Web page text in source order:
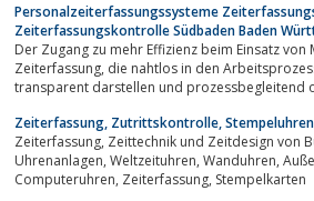
Personalzeiterfassungssysteme
Zeiterfassungskontrolle Südbaden Baden
Der Zugang zu mehr Effizienz beim Einsatz von Mitarbeitern, Maschinen und Material liegt in
Zeiterfassung, die nahtlos in den Arbeitsprozess integriert ist. Auf diese Weise lassen sich Arbeitsschritte und Materialeinsatz
transparent darstellen und prozessbegleitend
Zeiterfassung, Zutrittskontrolle,
Zeiterfassung, Zeittechnik und Zeitdesign von Bürk Mobatime, Hersteller von Fassadenuhren, Zeitsystemen, Bahnhofsuhren,
Uhrenanlagen, Weltzeituhren, Wanduhren, Außenuhren, Zeitdienstanlagen, Industriefunkuhren mit DCF und GPS,
Computeruhren, Zeiterfassung, Stempelkarten